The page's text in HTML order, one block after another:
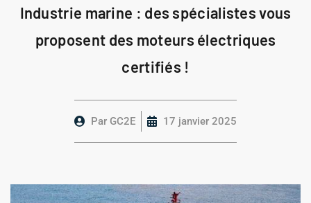
Industrie marine : des spécialistes vous
proposent des moteurs électriques
certifiés !
Par GC2E 17 janvier 2025